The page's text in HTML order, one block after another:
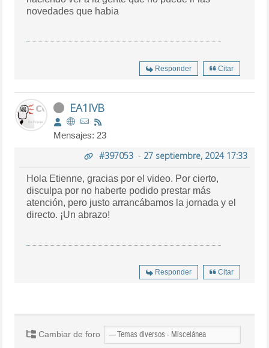
novedades que habia
Responder Citar
EA1IVB
Mensajes: 23
#397053- 27 septiembre, 2024 17:33
Hola Etienne, gracias por el video. Por cierto,
disculpa por no haberte podido prestar más
atención, pero justo arrancábamos la jornada y el
directo. ¡Un abrazo!
Responder Citar
Cambiar de foro